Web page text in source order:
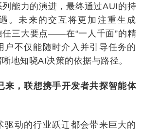
力的演进，最终通过AUI的持
。未来的交互将更加注重生成
任三大要点——在“一人千面”的精
户不仅能随时介入并引导任务的
地知晓AI决策的依据与路径。
来，联想携手开发者共探智能体
动的行业跃迁都会带来巨大的